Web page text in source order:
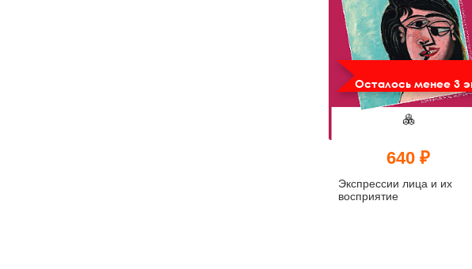
Осталось менее 3
640 ₽
Экспрессии лица и их
восприятие